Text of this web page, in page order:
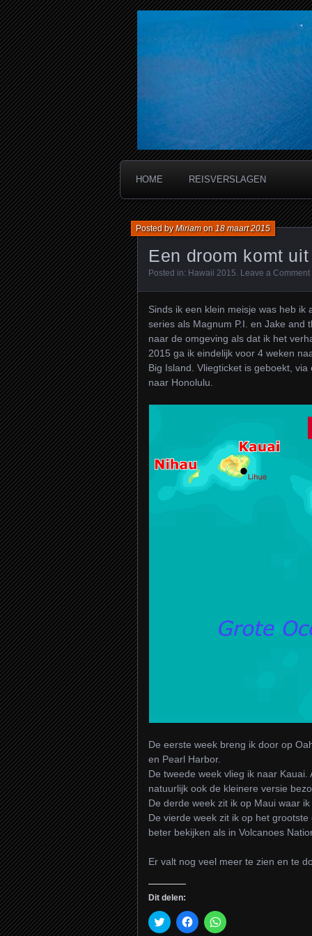
Miriam's
HOME REISVERSLAGEN
Een droom komt uit
Posted byMiriamon18 maart 2015
Posted in: Hawaii 2015. Leave a Comment
Sinds ik een klein meisje was heb
series als Magnum P.I. en Jake and
naar de omgeving als dat ik het
2015 ga ik eindelijk voor 4 weken
Big Island. Vliegticket is geboekt,
naar Honolulu.
De eerste week breng ik door op
en Pearl Harbor.
De tweede week vlieg ik naar
natuurlijk ook de kleinere versie
De derde week zit ik op Maui waar
De vierde week zit ik op het
beter bekijken als in Volcanoes
Er valt nog veel meer te zien en te
Dit delen:
Klik
om
Klik
om
Klik
om